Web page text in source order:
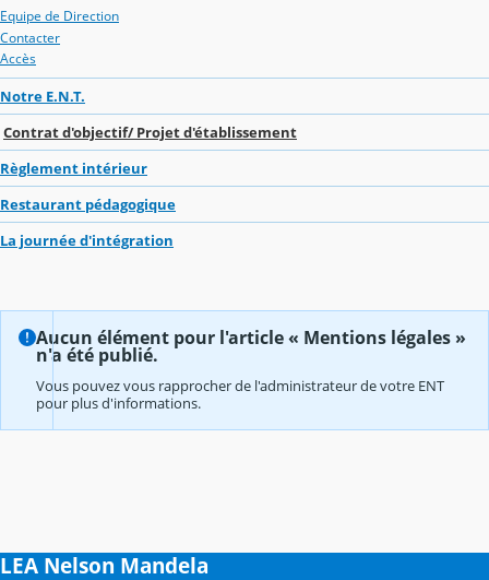
Equipe de Direction
Contacter
Accès
Notre E.N.T.
Contrat d'objectif/ Projet d'établissement
Règlement intérieur
Restaurant pédagogique
La journée d'intégration
Aucun élément pour l'article « Mentions légales »
n'a été publié.
Vous pouvez vous rapprocher de l'administrateur de votre ENT
pour plus d'informations.
LEA Nelson Mandela